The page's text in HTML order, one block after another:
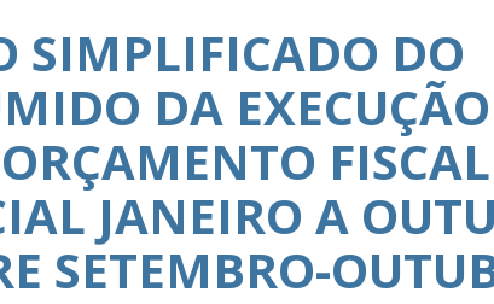
SIMPLIFICADO DO
DA EXECUÇÃO
JANEIRO A
SETEMBRO-